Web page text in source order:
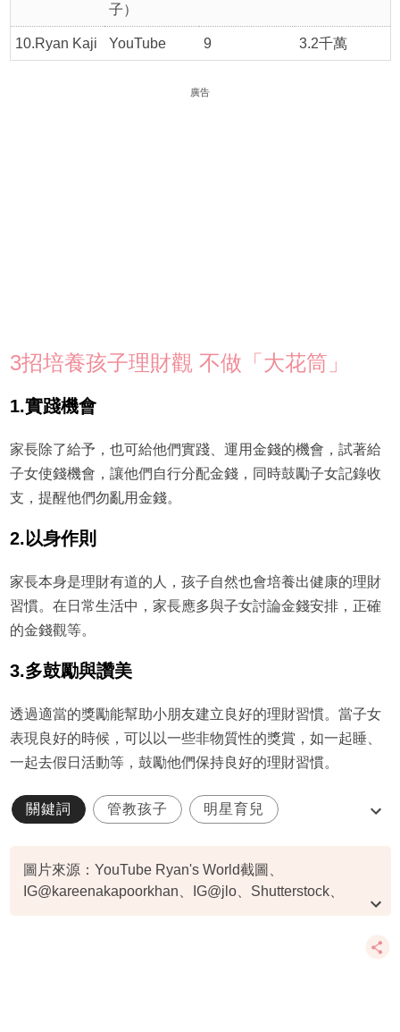
子）
10.Ryan Kaji YouTube 9 3.2千萬
廣告
3招培養孩子理財觀 不做「大花筒」
1.實踐機會
家長除了給予，也可給他們實踐、運用金錢的機會，試著給
子女使錢機會，讓他們自行分配金錢，同時鼓勵子女記錄收
支，提醒他們勿亂用金錢。
2.以身作則
家長本身是理財有道的人，孩子自然也會培養出健康的理財
習慣。在日常生活中，家長應多與子女討論金錢安排，正確
的金錢觀等。
3.多鼓勵與讚美
透過適當的獎勵能幫助小朋友建立良好的理財習慣。當子女
表現良好的時候，可以以一些非物質性的獎賞，如一起睡、
一起去假日活動等，鼓勵他們保持良好的理財習慣。
關鍵詞 管教孩子 明星育兒
圖片來源：YouTube Ryan's World截圖、
IG@kareenakapoorkhan、IG@jlo、Shutterstock、